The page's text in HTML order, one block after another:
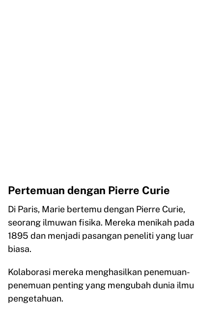
Pertemuan dengan Pierre Curie
Di Paris, Marie bertemu dengan Pierre Curie,
seorang ilmuwan fisika. Mereka menikah pada
1895 dan menjadi pasangan peneliti yang luar
biasa.
Kolaborasi mereka menghasilkan penemuan-
penemuan penting yang mengubah dunia ilmu
pengetahuan.